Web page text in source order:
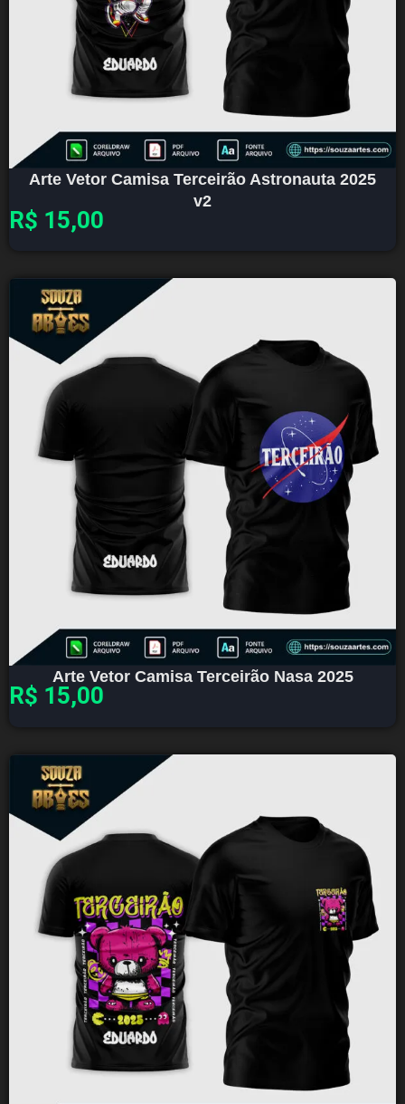
Arte Vetor Camisa Terceirão Astronauta 2025
v2
R$ 15,00
Arte Vetor Camisa Terceirão Nasa 2025
R$ 15,00